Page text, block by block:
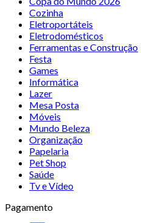
Cozinha
Eletroportáteis
Eletrodomésticos
Ferramentas e Construção
Festa
Games
Informática
Lazer
Mesa Posta
Móveis
Mundo Beleza
Organização
Papelaria
Pet Shop
Saúde
Tv e Vídeo
Pagamento